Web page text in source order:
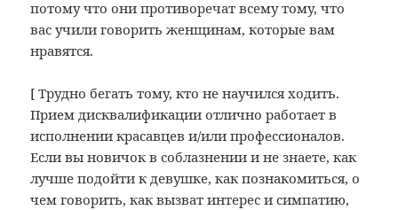
потому что они противоречат всему тому, что
вас учили говорить женщинам, которые вам
нравятся.
[ Трудно бегать тому, кто не научился ходить.
Прием дисквалификации отлично работает в
исполнении красавцев и/или профессионалов.
Если вы новичок в соблазнении и не знаете, как
лучше подойти к девушке, как познакомиться, о
чем говорить, как вызват интерес и симпатию,